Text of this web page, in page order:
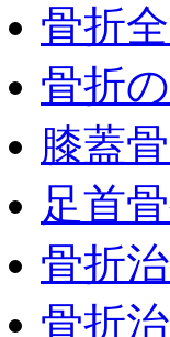
骨折
骨折
膝蓋
足首
骨折
骨折